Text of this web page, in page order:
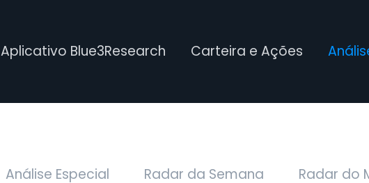
Aplicativo Blue3Research Carteira e Ações
Análise Especial Radar da Semana Radar do